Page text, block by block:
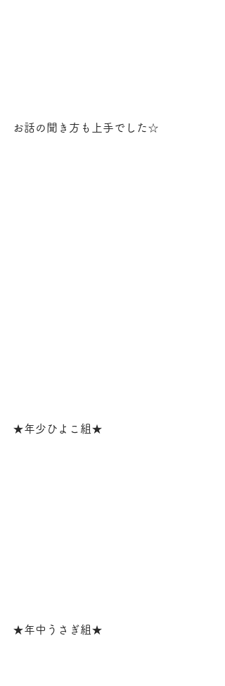
お話の聞き方も上手でした☆
★年少ひよこ組★
★年中うさぎ組★